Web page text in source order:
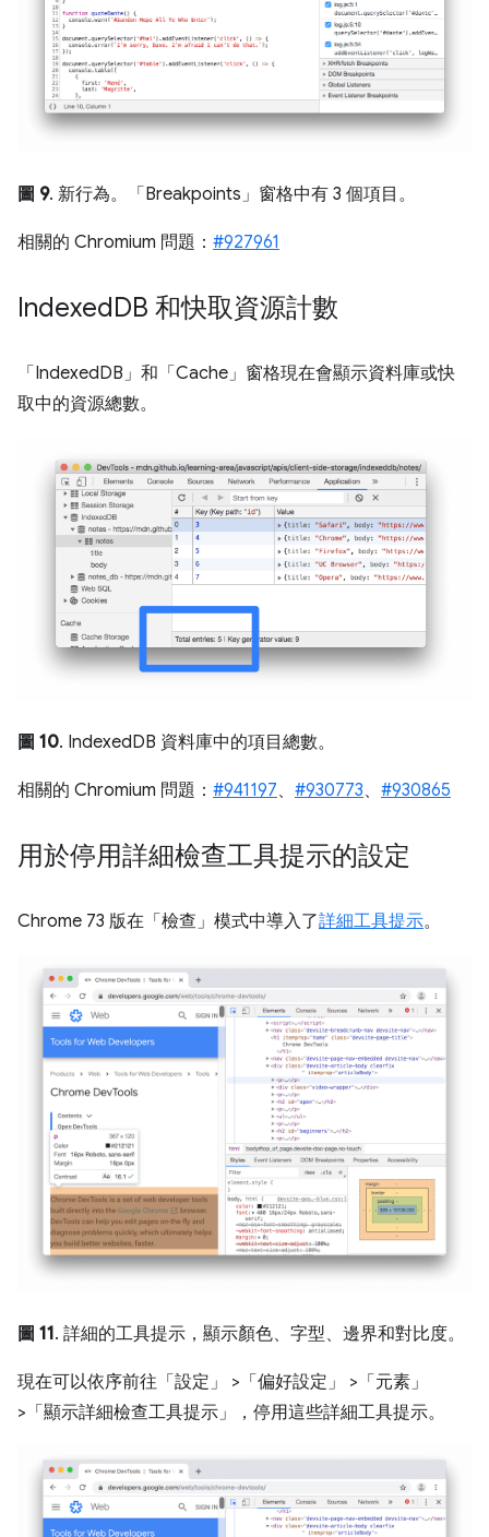
圖 9. 新行為。「Breakpoints」 窗格中有 3 個項目。
相關的 Chromium 問題： #927961
IndexedDB 和快取資源計數
「IndexedDB」 和「Cache」 窗格現在會顯示資料庫或快
取中的資源總數。
圖 10. IndexedDB 資料庫中的項目總數。
相關的 Chromium 問題： #941197、 #930773、 #930865
用於停用詳細檢查工具提示的設定
Chrome 73 版在「檢查」模式中導入了詳細工具提示。
圖 11. 詳細的工具提示，顯示顏色、字型、邊界和對比度。
現在可以依序前往「設定」 >「偏好設定」
>「元素」
>「顯示詳細檢查工具提示」
，停用這些詳細工具提示。